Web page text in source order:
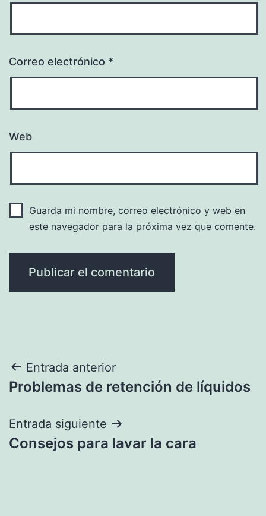
Correo electrónico *
Web
Guarda mi nombre, correo electrónico y web en
este navegador para la próxima vez que comente.
Navegación
de
entradas
Entrada anterior
Problemas de retención de líquidos
Entrada siguiente
Consejos para lavar la cara